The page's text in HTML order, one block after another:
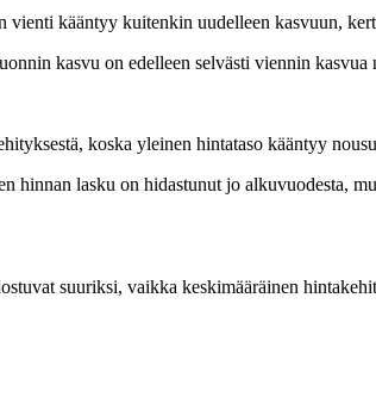
kääntyy kuitenkin uudelleen kasvuun,
kasvu on edelleen selvästi viennin kasvua
koska yleinen hintataso kääntyy
lasku on hidastunut jo alkuvuodesta,
suuriksi, vaikka keskimääräinen